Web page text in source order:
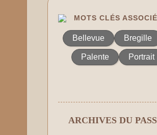
MOTS CLÉS
Bellevue Bregille
Palente Portrait
ARCHIVES DU